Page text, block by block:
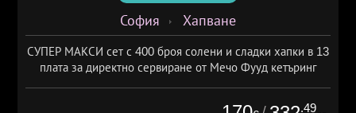
София Хапване
СУПЕР МАКСИ сет с 400 броя солени и сладки хапки в 13
плата за директно сервиране от Мечо Фууд кетъринг
.49